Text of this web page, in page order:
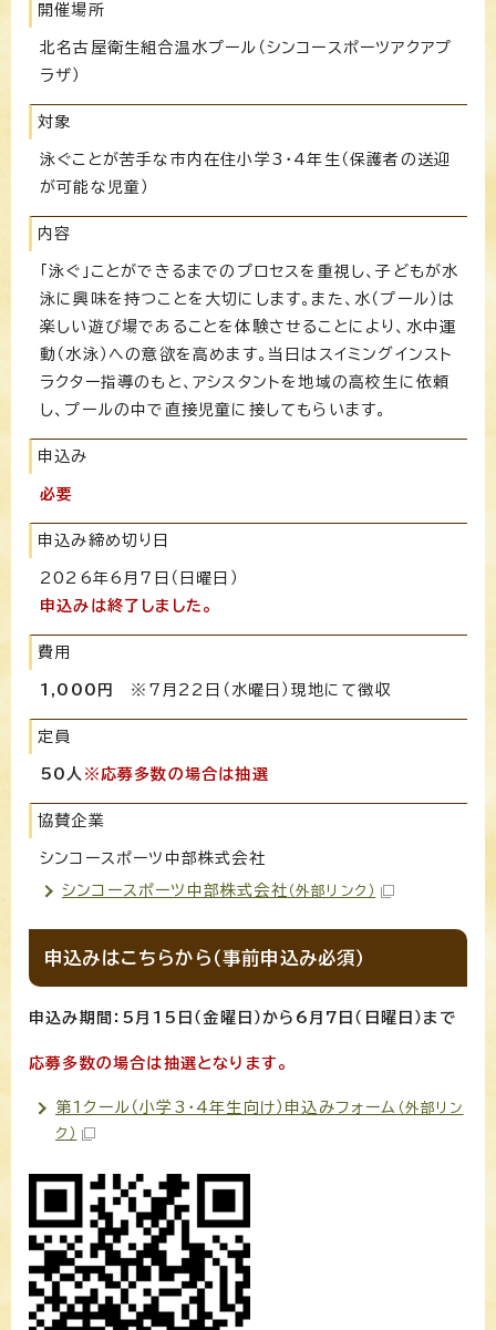
開催場所
北名古屋衛生組合温水プール（シンコースポーツアクアプ
ラザ）
対象
泳ぐことが苦手な市内在住小学3・4年生（保護者の送迎
が可能な児童）
内容
「泳ぐ」ことができるまでのプロセスを重視し、子どもが水
泳に興味を持つことを大切にします。また、水（プール）は
楽しい遊び場であることを体験させることにより、水中運
動（水泳）への意欲を高めます。当日はスイミングインスト
ラクター指導のもと、アシスタントを地域の高校生に依頼
し、プールの中で直接児童に接してもらいます。
申込み
必要
申込み締め切り日
2026年6月7日（日曜日）
申込みは終了しました。
費用
1,000円 ※7月22日（水曜日）現地にて徴収
定員
50人 ※応募多数の場合は抽選
協賛企業
シンコースポーツ中部株式会社
シンコースポーツ中部株式会社 （外部リンク）
申込みはこちらから（事前申込み必須）
申込み期間：5月15日（金曜日）から6月7日（日曜日）まで
応募多数の場合は抽選となります。
第1クール（小学3・4年生向け）申込みフォーム （外部リン
ク）